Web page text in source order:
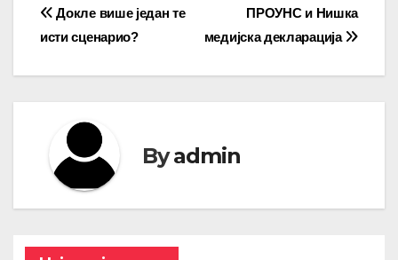
Кретање
чланка
ПРОУНС и Нишка
медијска декларација
Докле више један те
исти сценарио?
Byadmin